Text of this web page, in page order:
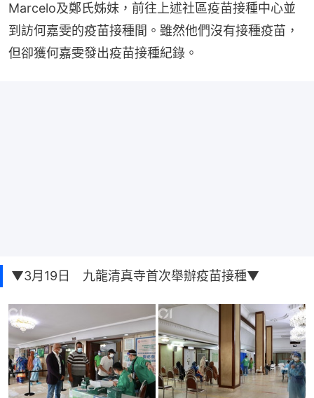
Marcelo及鄭氏姊妹，前往上述社區疫苗接種中心並
到訪何嘉雯的疫苗接種間。雖然他們沒有接種疫苗，
但卻獲何嘉雯發出疫苗接種紀錄。
▼3月19日 九龍清真寺首次舉辦疫苗接種▼